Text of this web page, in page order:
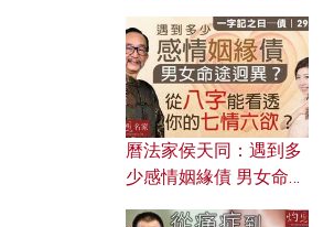
曆法家侯天同：遇到多
少感情姻緣債 男女命途